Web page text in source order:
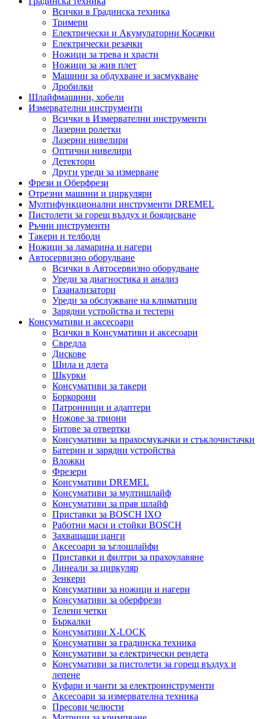
Всички в Градинска техника
Тримери
Електрически и Акумулаторни Косачки
Електрически резачки
Ножици за трева и храсти
Ножици за жив плет
Машини за обдухване и засмукване
Дробилки
Шлайфмашини, хобели
Измервателни инструменти
Всички в Измервателни инструменти
Лазерни ролетки
Лазерни нивелири
Оптични нивелири
Детектори
Други уреди за измерване
Фрези и Оберфрези
Отрезни машини и циркуляри
Мултифункционални инструменти DREMEL
Пистолети за горещ въздух и боядисване
Ръчни инструменти
Такери и телбоди
Ножици за ламарина и нагери
Автосервизно оборудване
Всички в Автосервизно оборудване
Уреди за диагностика и анализ
Газанализатори
Уреди за обслужване на климатици
Зарядни устройства и тестери
Консумативи и аксесоари
Всички в Консумативи и аксесоари
Свредла
Дискове
Шила и длета
Шкурки
Консумативи за такери
Боркорони
Патронници и адаптери
Ножове за триони
Битове за отвертки
Консумативи за прахосмукачки и стъклочистачки
Батерии и зарядни устройства
Вложки
Фрезери
Консумативи DREMEL
Консумативи за мултишлайф
Консумативи за прав шлайф
Приставки за BOSCH IXO
Работни маси и стойки BOSCH
Захващащи цанги
Аксесоари за ъглошлайфи
Приставки и филтри за прахоулавяне
Линеали за циркуляр
Зенкери
Консумативи за ножици и нагери
Консумативи за оберфрези
Телени четки
Бъркалки
Консумативи X-LOCK
Консумативи за градинска техника
Консумативи за електрически рендета
Консумативи за пистолети за горещ въздух и
лепене
Куфари и чанти за електроинструменти
Аксесоари за измервателна техника
Пресови челюсти